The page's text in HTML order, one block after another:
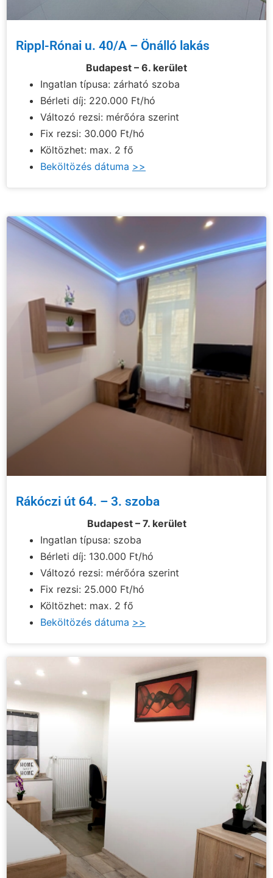
Rippl-Rónai u. 40/A – Önálló lakás
Budapest – 6. kerület
Ingatlan típusa: zárható szoba
Bérleti díj: 220.000 Ft/hó
Változó rezsi: mérőóra szerint
Fix rezsi: 30.000 Ft/hó
Költözhet: max. 2 fő
Beköltözés dátuma >>
Rákóczi út 64. – 3. szoba
Budapest – 7. kerület
Ingatlan típusa: szoba
Bérleti díj: 130.000 Ft/hó
Változó rezsi: mérőóra szerint
Fix rezsi: 25.000 Ft/hó
Költözhet: max. 2 fő
Beköltözés dátuma >>